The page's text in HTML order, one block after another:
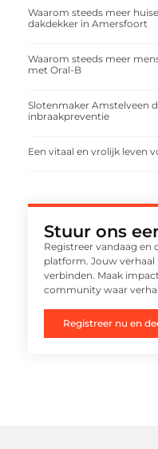
Waarom steeds meer
dakdekker in Amersfoort
Waarom steeds meer
met Oral-B
Slotenmaker Amstelveen
inbraakpreventie
Een vitaal en vrolijk leven
Stuur ons
Registreer vandaag en
platform. Jouw verhaal
verbinden. Maak
community waar
Registreer nu en